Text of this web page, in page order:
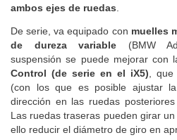
ambos ejes de ruedas
De serie, va equipado con muelles
de dureza variable (BMW
suspensión se puede mejorar con
Control (de serie en el iX5) ,
(con los que es posible ajustar
dirección en las ruedas
Las ruedas traseras pueden girar
ello reducir el diámetro de giro en